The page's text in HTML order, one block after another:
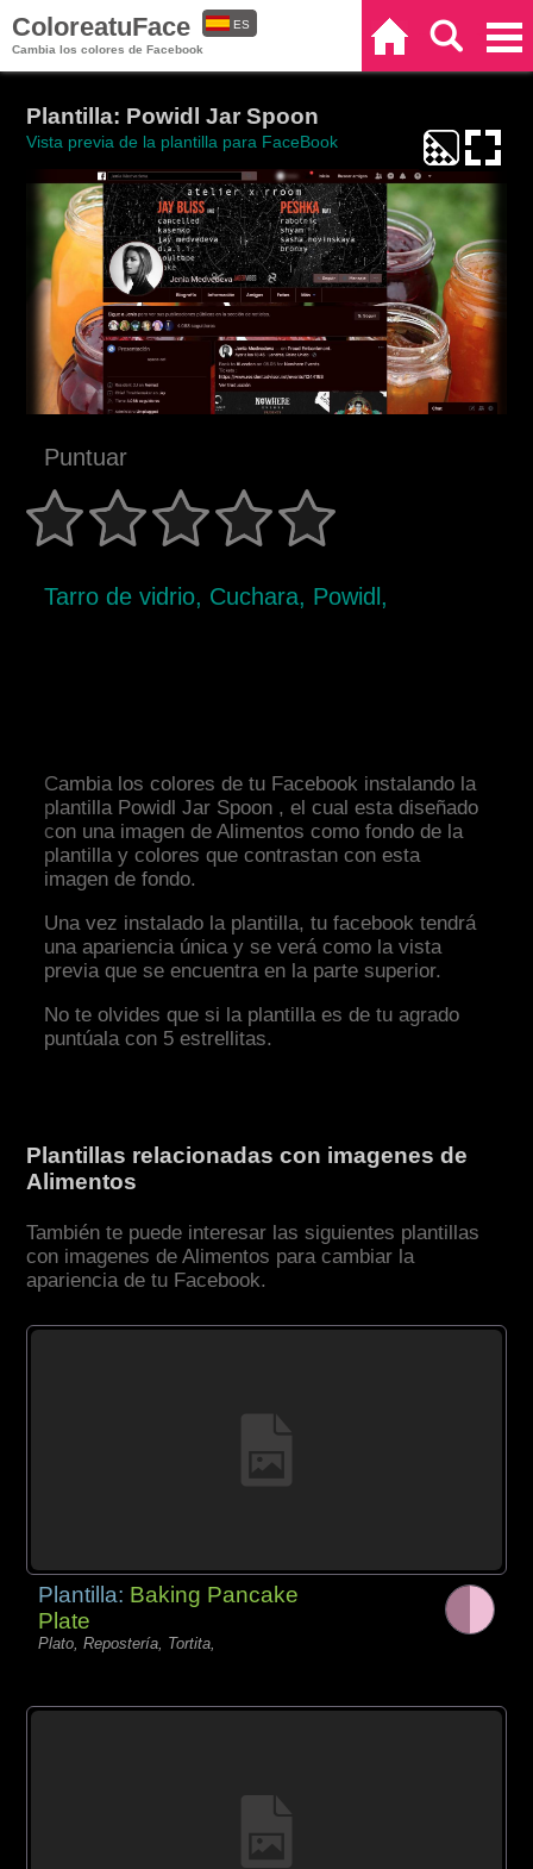
ColoreatuFace
Cambia los colores de Facebook
ES
Plantilla: Powidl Jar Spoon
Vista previa de la plantilla para FaceBook
Puntuar
Tarro de vidrio, Cuchara, Powidl,
Cambia los colores de tu Facebook instalando la
plantilla Powidl Jar Spoon , el cual esta diseñado
con una imagen de Alimentos como fondo de la
plantilla y colores que contrastan con esta
imagen de fondo.
Una vez instalado la plantilla, tu facebook tendrá
una apariencia única y se verá como la vista
previa que se encuentra en la parte superior.
No te olvides que si la plantilla es de tu agrado
puntúala con 5 estrellitas.
Plantillas relacionadas con imagenes de
Alimentos
También te puede interesar las siguientes plantillas
con imagenes de Alimentos para cambiar la
apariencia de tu Facebook.
Plantilla: Baking Pancake
Plate
Plato, Repostería, Tortita,